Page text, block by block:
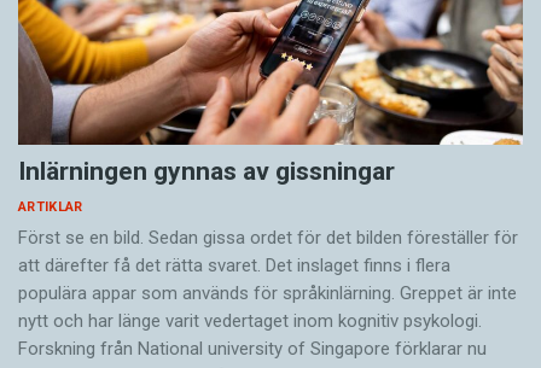
Inlärningen gynnas av gissningar
ARTIKLAR
Först se en bild. Sedan gissa ordet för det bilden föreställer för
att därefter få det rätta svaret. Det inslaget finns i flera
populära appar som används för språkinlärning. Greppet är inte
nytt och har länge varit vedertaget inom kognitiv psykologi.
Forskning från National university of Singa­pore förklarar nu